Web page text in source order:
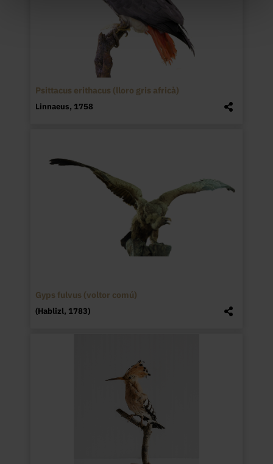
Psittacus erithacus (lloro gris africà)
Linnaeus, 1758
Gyps fulvus (voltor comú)
(Hablizl, 1783)